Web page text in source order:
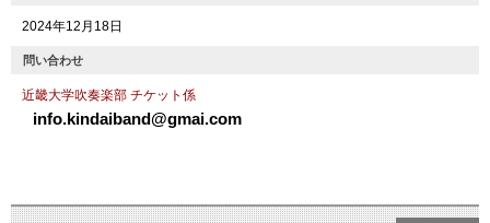
2024年12月18日
問い合わせ
近畿大学吹奏楽部 チケット係
info.kindaiband@gmai.com